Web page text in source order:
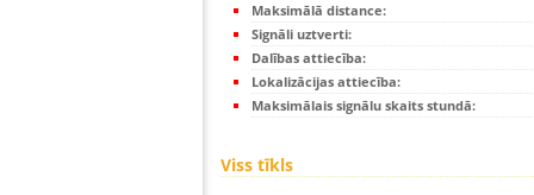
Maksimālā distance:
Signāli uztverti:
Dalības attiecība:
Lokalizācijas attiecība:
Maksimālais signālu skaits stundā:
Viss tīkls